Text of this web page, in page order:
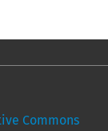
Commons